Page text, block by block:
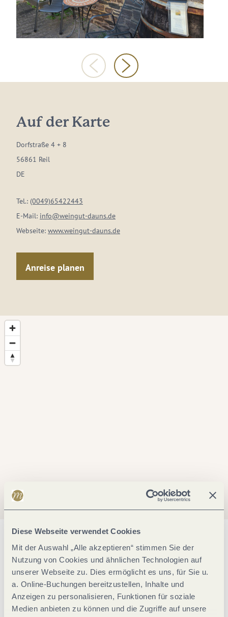
Diese Webseite verwendet Cookies
Mit der Auswahl „Alle akzeptieren“ stimmen Sie der
Nutzung von Cookies und ähnlichen Technologien auf
unserer Webseite zu. Dies ermöglicht es uns, für Sie u.
a. Online-Buchungen bereitzustellen, Inhalte und
Anzeigen zu personalisieren, Funktionen für soziale
Medien anbieten zu können und die Zugriffe auf unsere
Auf der Karte
Dorfstraße 4 + 8
56861 Reil
DE
Tel.: (0049)65422443
E-Mail: info@weingut-dauns.de
Webseite: www.weingut-dauns.de
Anreise planen
Allgemeine Informationen
Ausstattung Zimmer/Appartement
Fremdsprachen